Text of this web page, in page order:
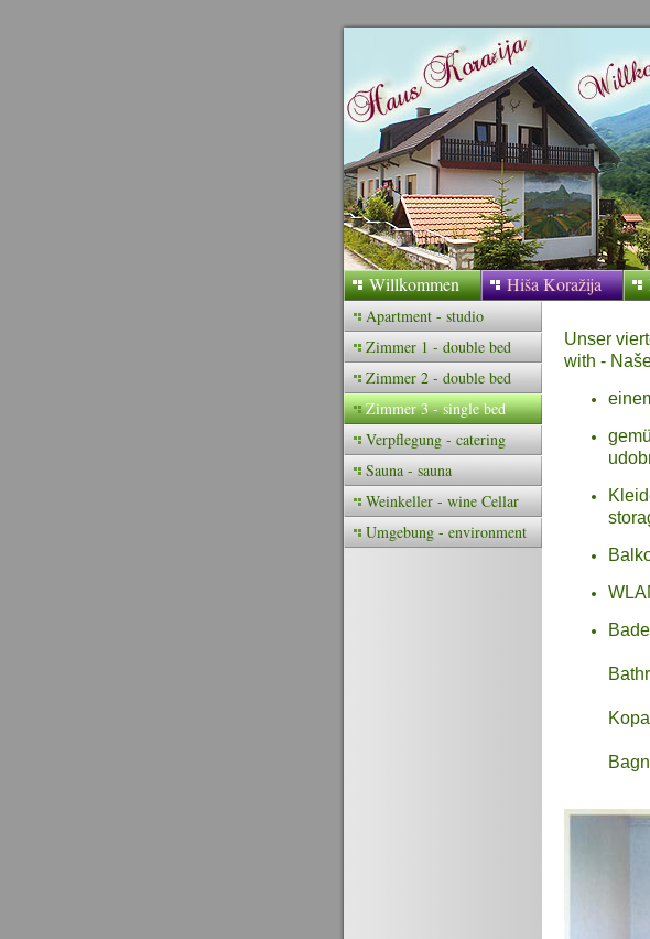
Willkommen Hiša Koražija
Apartment - studio
Zimmer 1 - double bed
Zimmer 2 - double bed
Zimmer 3 - single bed
Verpflegung - catering
Sauna - sauna
Weinkeller - wine Cellar
Umgebung - environment
Unser
with -